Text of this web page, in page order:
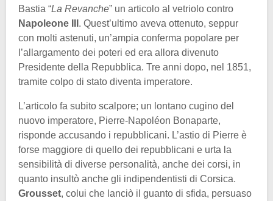
Bastia “La Revanche” un articolo al vetriolo contro
Napoleone III . Quest’ultimo aveva ottenuto, seppur
con molti astenuti, un’ampia conferma popolare per
l’allargamento dei poteri ed era allora divenuto
Presidente della Repubblica. Tre anni dopo, nel 1851,
tramite colpo di stato diventa imperatore.
L’articolo fa subito scalpore; un lontano cugino del
nuovo imperatore, Pierre-Napoléon Bonaparte,
risponde accusando i repubblicani. L’astio di Pierre è
forse maggiore di quello dei repubblicani e urta la
sensibilità di diverse personalità, anche dei corsi, in
quanto insultò anche gli indipendentisti di Corsica.
Grousset, colui che lanciò il guanto di sfida, persuaso